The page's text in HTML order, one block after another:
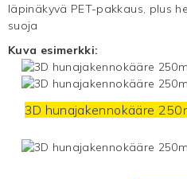
läpinäkyvä PET-pakkaus, plus
suoja
Kuva esimerkki:
3D hunajakennokääre